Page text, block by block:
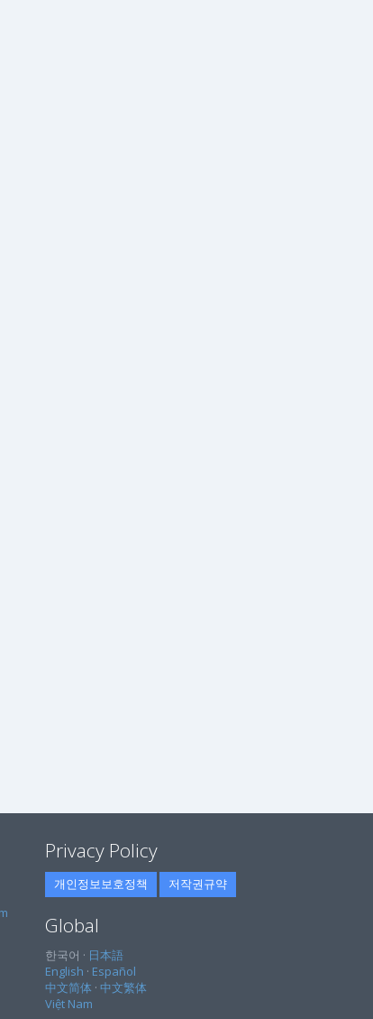
Privacy Policy
개인정보보호정책 저작권규약
Global
한국어 · 日本語
English · Español
中文简体 · 中文繁体
Việt Nam